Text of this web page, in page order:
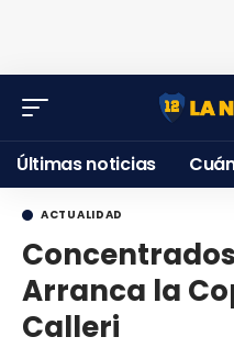
Últimas noticias
ACTUALIDAD
Arranca la
Calleri